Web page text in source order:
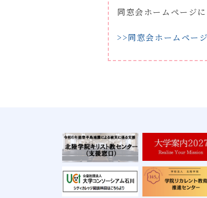
同窓会ホームページ
>>同窓会ホームページ